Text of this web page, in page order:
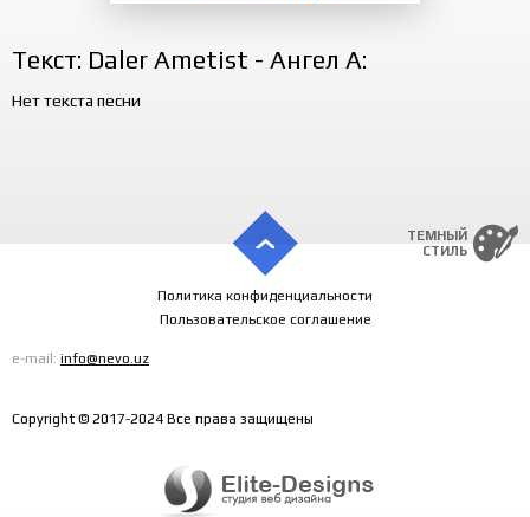
Текст: Daler Ametist - Ангел А:
Нет текста песни
ТЕМНЫЙ
СТИЛЬ
Политика конфиденциальности
Пользовательское соглашение
e-mail: info@nevo.uz
Copyright © 2017-2024 Все права защищены